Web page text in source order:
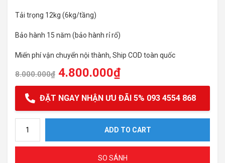
Tải trọng 12kg (6kg/tầng)
Bảo hành 15 năm (bảo hành rỉ rổ)
Miến phí vận chuyển nội thành, Ship COD toàn quốc
8.000.000₫ 4.800.000₫
ĐẶT NGAY NHẬN ƯU ĐÃI 5% 093 4554 868
ADD TO CART
SO SÁNH